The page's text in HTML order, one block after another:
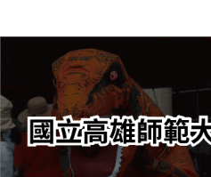
轉
要
內
容